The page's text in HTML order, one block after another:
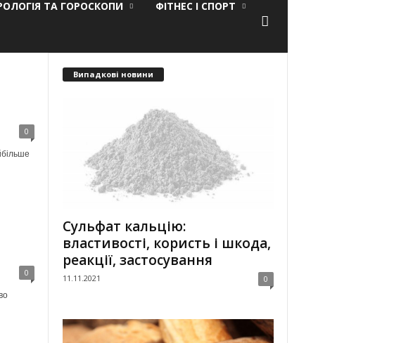
ТА ГОРОСКОПИ ФІТНЕС І СПОРТ
0
0
Випадкові новини
Сульфат кальцію:
властивості, користь і шкода,
реакції, застосування
11.11.2021 0